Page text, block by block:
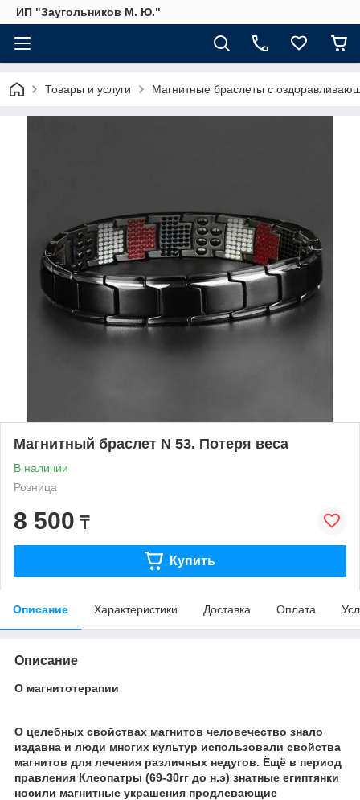
ИП "Заугольников М. Ю."
Товары и услуги Магнитные браслеты с
Магнитный браслет N 53. Потеря веса
В наличии
Розница
8 500 ₸
Купить
Описание Характеристики Доставка Оплата
Описание
О магнитотерапии
О целебных свойствах магнитов человечество знало
издавна и люди многих культур использовали свойства
магнитов для лечения различных недугов. Ёщё в период
правления Клеопатры (69-30гг до н.э) знатные египтянки
носили магнитные украшения продлевающие